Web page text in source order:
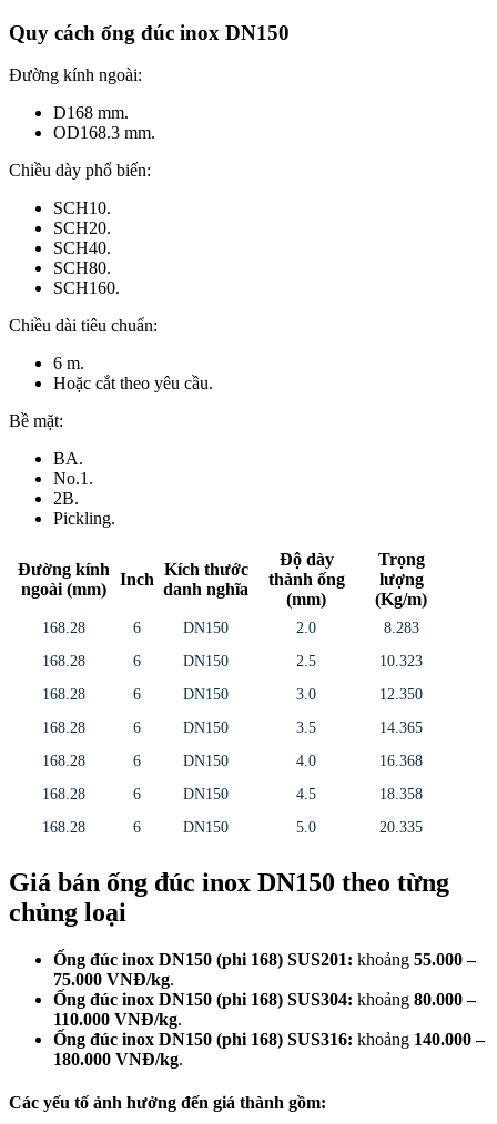
Quy cách ống đúc inox DN150
Đường kính ngoài:
D168 mm.
OD168.3 mm.
Chiều dày phổ biến:
SCH10.
SCH20.
SCH40.
SCH80.
SCH160.
Chiều dài tiêu chuẩn:
6 m.
Hoặc cắt theo yêu cầu.
Bề mặt:
BA.
No.1.
2B.
Pickling.
Đường kính
ngoài (mm)
Inch
Kích thước
danh nghĩa
Độ dày
thành ống
(mm)
Trọng
lượng
(Kg/m)
168.28 6 DN150 2.0
8.283
168.28
6 DN150 2.5
10.323
168.28
6 DN150 3.0
12.350
168.28
6 DN150 3.5
14.365
168.28
6 DN150 4.0
16.368
168.28
6 DN150 4.5
18.358
168.28
6 DN150 5.0 20.335
Giá bán ống đúc inox DN150 theo từng
chủng loại
Ống đúc inox DN150 (phi 168) SUS201: khoảng 55.000 –
75.000 VNĐ/kg.
Ống đúc inox DN150 (phi 168) SUS304: khoảng 80.000 –
110.000 VNĐ/kg.
Ống đúc inox DN150 (phi 168) SUS316: khoảng 140.000 –
180.000 VNĐ/kg.
Các yếu tố ảnh hưởng đến giá thành gồm: